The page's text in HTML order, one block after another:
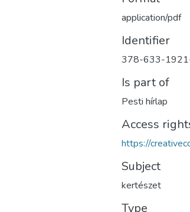
application/pdf
Identifier
378-633-
Is part of
Pesti hírlap
Access
https://
Subject
kertészet
Type